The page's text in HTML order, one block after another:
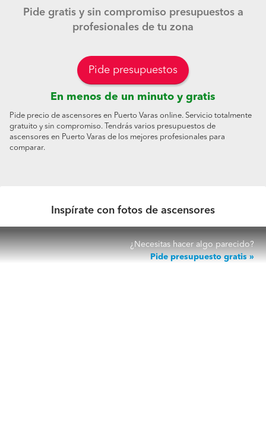
Pide gratis y sin compromiso presupuestos a
profesionales de tu zona
Pide presupuestos
En menos de un minuto y gratis
Pide precio de ascensores en Puerto Varas online. Servicio totalmente
gratuito y sin compromiso. Tendrás varios presupuestos de
ascensores en Puerto Varas de los mejores profesionales para
comparar.
Inspírate con fotos de ascensores
¿Necesitas hacer algo parecido?
Pide presupuesto gratis